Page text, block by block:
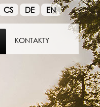
CS DE EN
KONTAKTY